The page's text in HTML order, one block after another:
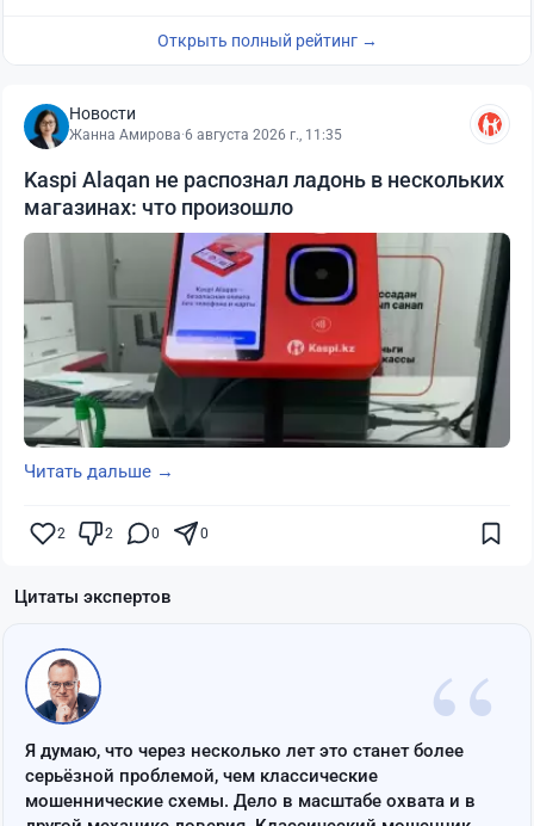
Открыть полный рейтинг →
Новости
Жанна Амирова·6 августа 2026 г., 11:35
Kaspi Alaqan не распознал ладонь в нескольких
магазинах: что произошло
Читать дальше →
2 2 0 0
Цитаты экспертов
“
Я думаю, что через несколько лет это станет более
серьёзной проблемой, чем классические
мошеннические схемы. Дело в масштабе охвата и в